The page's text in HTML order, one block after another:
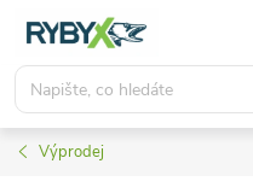
obsah
Výprodej